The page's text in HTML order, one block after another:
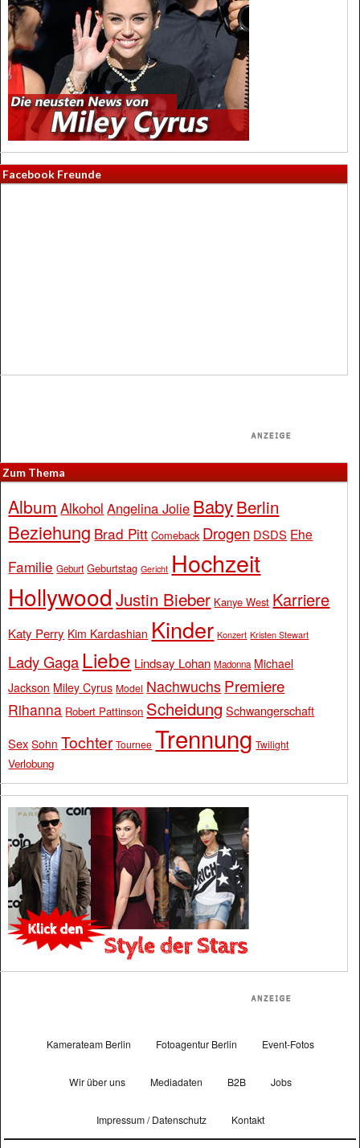
Facebook Freunde
Zum Thema
Album Alkohol Angelina Jolie BabyBerlin
Beziehung Brad Pitt Comeback Drogen DSDS Ehe
Familie Geburt Geburtstag Gericht Hochzeit
Hollywood Justin Bieber Kanye West Karriere
Katy Perry Kim Kardashian Kinder Konzert Kristen Stewart
Lady Gaga Liebe Lindsay Lohan Madonna Michael
Jackson Miley Cyrus Model Nachwuchs Premiere
Rihanna Robert Pattinson Scheidung Schwangerschaft
Sex Sohn Tochter Tournee Trennung Twilight
Verlobung
Kamerateam Berlin Fotoagentur Berlin Event-Fotos
Wir über uns Mediadaten B2B Jobs
Impressum / Datenschutz Kontakt